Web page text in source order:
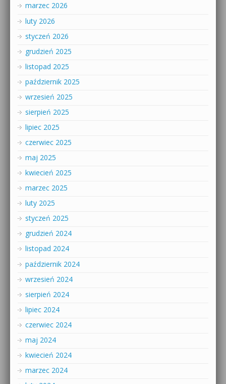
marzec 2026
luty 2026
styczeń 2026
grudzień 2025
listopad 2025
październik 2025
wrzesień 2025
sierpień 2025
lipiec 2025
czerwiec 2025
maj 2025
kwiecień 2025
marzec 2025
luty 2025
styczeń 2025
grudzień 2024
listopad 2024
październik 2024
wrzesień 2024
sierpień 2024
lipiec 2024
czerwiec 2024
maj 2024
kwiecień 2024
marzec 2024